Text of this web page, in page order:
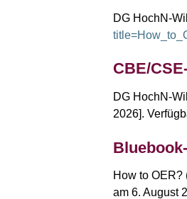
DG HochN-
CBE/
DG HochN-
2026].
How to OER?
am 6. August